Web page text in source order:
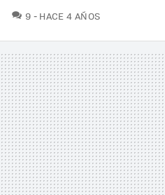
9 COMENTARIOS
HACE 4 AÑOS